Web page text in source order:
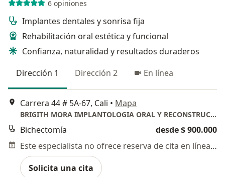
6 opiniones
Implantes dentales y sonrisa fija
Rehabilitación oral estética y funcional
Confianza, naturalidad y resultados duraderos
Dirección 1
Dirección 2 En línea
Carrera 44 # 5A-67, Cali • Mapa
BRIGITH MORA IMPLANTOLOGIA ORAL Y RECONSTRUCTIVA
Bichectomía
desde $ 900.000
Este especialista no ofrece reserva de cita en línea en esta dirección.
Solicita una cita